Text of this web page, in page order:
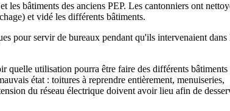
les bâtiments des anciens PEP. Les cantonniers ont
et vidé les différents bâtiments.
pour servir de bureaux pendant qu'ils intervenaient dans
quelle utilisation pourra être faire des différents bâtiments
état : toitures à reprendre entièrement, menuiseries,
du réseau électrique doivent avoir lieu afin de